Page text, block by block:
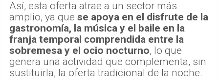
Así, esta oferta atrae a un sector más
amplio, ya que se apoya en el disfrute de la
gastronomía, la música y el baile en la
franja temporal comprendida entre la
sobremesa y el ocio nocturno, lo que
genera una actividad que complementa, sin
sustituirla, la oferta tradicional de la noche.